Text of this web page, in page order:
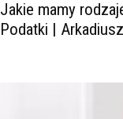
Jakie mamy
Podatki |